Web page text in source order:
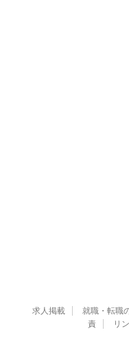
求人掲載 就職・転職
責
リ